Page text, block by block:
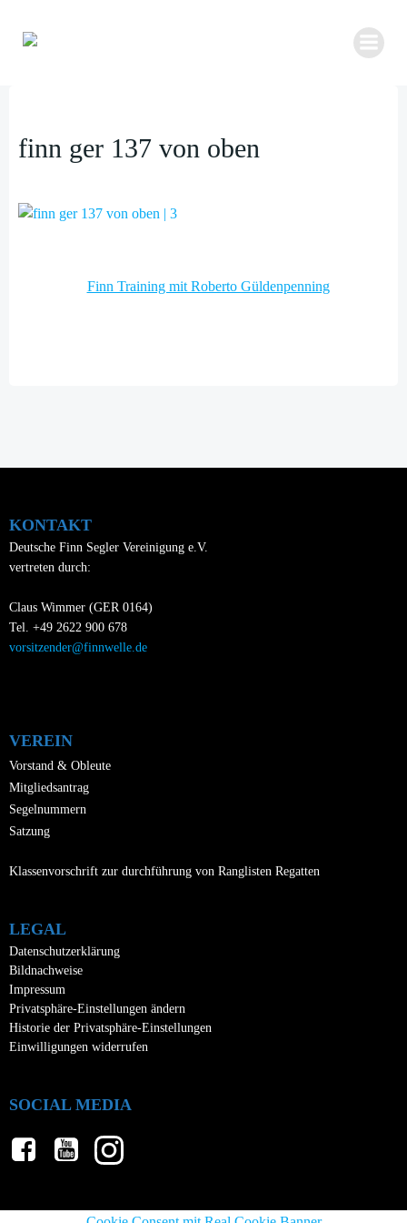
finn ger 137 von oben
Finn Training mit Roberto Güldenpenning
KONTAKT
Deutsche Finn Segler Vereinigung e.V.
vertreten durch:
Claus Wimmer (GER 0164)
Tel. +49 2622 900 678
vorsitzender@finnwelle.de
VEREIN
Vorstand & Obleute
Mitgliedsantrag
Segelnummern
Satzung
Klassenvorschrift zur durchführung von Ranglisten Regatten
LEGAL
Datenschutzerklärung
Bildnachweise
Impressum
Privatsphäre-Einstellungen ändern
Historie der Privatsphäre-Einstellungen
Einwilligungen widerrufen
SOCIAL MEDIA